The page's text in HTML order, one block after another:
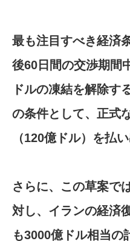
最も注目すべき経済
後60日間の交渉期間
ドルの凍結を解除す
の条件として、正式
（120億ドル）を払
さらに、この草案で
対し、イランの経済
も3000億ドル相当の